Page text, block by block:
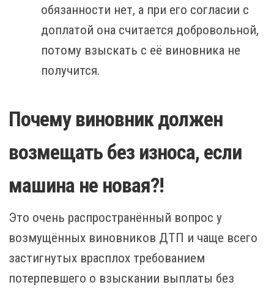
обязанности нет, а при его согласии с
доплатой она считается добровольной,
потому взыскать с её виновника не
получится.
Почему виновник должен
возмещать без износа, если
машина не новая?!
Это очень распространённый вопрос у
возмущённых виновников ДТП и чаще всего
застигнутых врасплох требованием
потерпевшего о взыскании выплаты без